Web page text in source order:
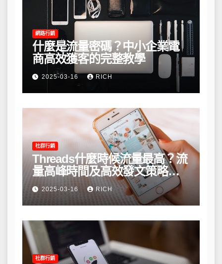
網路行銷
什麼是流量密碼？中小企業電
商高效獲客的完整教學
2025-03-16 RICH
社群行銷
Threads什麼時候流量最高？流
量高峰時間及高效發文策略攻
略2025-03-16 RICH
社群行銷